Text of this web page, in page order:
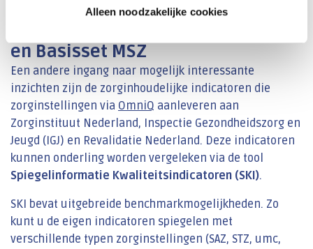
Alleen noodzakelijke cookies
en Basisset MSZ
Een andere ingang naar mogelijk interessante
inzichten zijn de zorginhoudelijke indicatoren die
zorginstellingen via OmniQ aanleveren aan
Zorginstituut Nederland, Inspectie Gezondheidszorg en
Jeugd (IGJ) en Revalidatie Nederland. Deze indicatoren
kunnen onderling worden vergeleken via de tool
Spiegelinformatie Kwaliteitsindicatoren (SKI).
SKI bevat uitgebreide benchmarkmogelijkheden. Zo
kunt u de eigen indicatoren spiegelen met
verschillende typen zorginstellingen (SAZ, STZ, umc,